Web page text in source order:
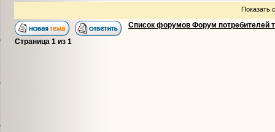
Показать
Список форумов Форум потребителей
Страница 1 из 1